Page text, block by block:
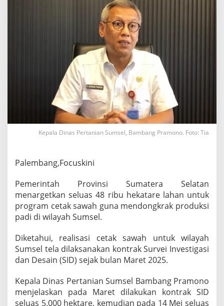
T
a
r
g
e
t
k
a
n
4
8
b
H
e
k
t
a
C
e
t
a
S
a
w
Kepala Dinas Pertanian Sumsel, Bambang Pramono. Foto: Tia
Palembang,Focuskini
Pemerintah Provinsi Sumatera Selatan
menargetkan seluas 48 ribu hekatare lahan untuk
program cetak sawah guna mendongkrak produksi
padi di wilayah Sumsel.
Diketahui, realisasi cetak sawah untuk wilayah
Sumsel tela dilaksanakan kontrak Survei Investigasi
dan Desain (SID) sejak bulan Maret 2025.
Kepala Dinas Pertanian Sumsel Bambang Pramono
menjelaskan pada Maret dilakukan kontrak SID
seluas 5.000 hektare, kemudian pada 14 Mei seluas